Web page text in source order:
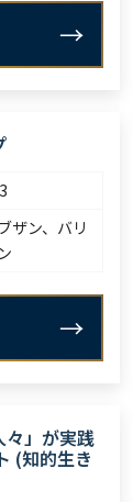
ザン、バリ
々」が実践
(知的生き